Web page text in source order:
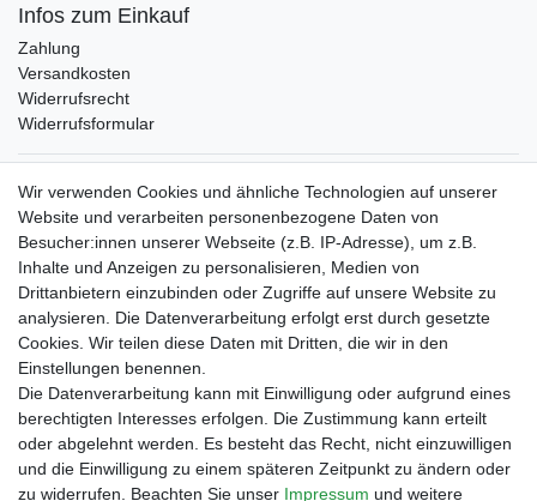
Infos zum Einkauf
Zahlung
Versandkosten
Widerrufsrecht
Widerrufsformular
Verpackungslizenz
bei der Landbell AG
Zahlungsarten
Vorabüberweisung
Rechnungskauf
Zahlung bei Abholung
PayPal (inkl. Kreditkarten)
Wir verwenden Cookies und ähnliche Technologien auf unserer
Website und verarbeiten personenbezogene Daten von
Besucher:innen unserer Webseite (z.B. IP-Adresse), um z.B.
Inhalte und Anzeigen zu personalisieren, Medien von
Drittanbietern einzubinden oder Zugriffe auf unsere Website zu
analysieren. Die Datenverarbeitung erfolgt erst durch gesetzte
Cookies. Wir teilen diese Daten mit Dritten, die wir in den
Einstellungen benennen.
Die Datenverarbeitung kann mit Einwilligung oder aufgrund eines
berechtigten Interesses erfolgen. Die Zustimmung kann erteilt
oder abgelehnt werden. Es besteht das Recht, nicht einzuwilligen
und die Einwilligung zu einem späteren Zeitpunkt zu ändern oder
zu widerrufen. Beachten Sie unser Impressum und weitere